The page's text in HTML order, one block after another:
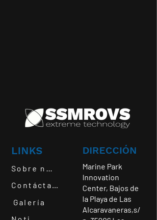
LINKS
Galería
DIRECCIÓN
Marine Park
Innovation
Center, Bajos de
la Playa de Las
Alcaravaneras,s/